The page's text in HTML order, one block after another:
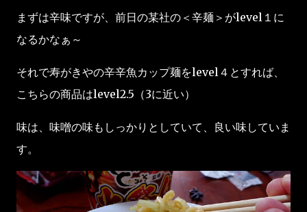
まずは辛味ですが、前日の某社の＜辛麺＞がlevel１に
なるかなぁ～
それで寿がきやの辛辛魚カップ麺をlevel４とすれば、
こちらの商品はlevel2.5（3に近い）
味は、味噌の味もしっかりとしていて、良い味していま
す。